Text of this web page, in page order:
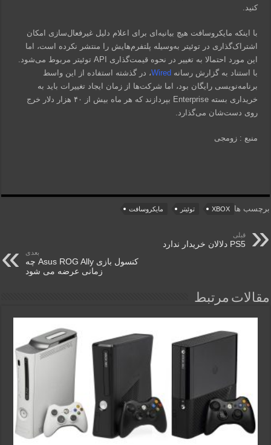
کنید.
با اینکه مایکروسافت هیچ بیانیه‌ای برای اعلام دلیل غیرفعال‌سازی امکان
اشتراک‌گذاری در توئیتر به‌وسیله پلتفرم‌هایش را منتشر نکرده است، اما
این مورد احتمالا به تغییر در نحوه قیمت‌گذاری API توئیتر مربوط می‌شود.
با استناد به گزارش رسانه Wired، در گذشته استفاده از این واسط
برنامه‌نویسی رایگان بود، اما شرکت‌ها از زمان ایجاد تغییرات باید به
خریداری بسته Enterprise بپردازند که هر ماه بیش از ۴۰ هزار دلار خرج
روی دست‌شان می‌گذارد.
منبع : زومجی
برچسب ها XBOX توئیتر مایکروسافت
قبلی
PS5 دلالان خریدار ندارد
بعدی
کنسول بازی Asus ROG Ally چه
زمانی عرضه می شود
مقالات مرتبط